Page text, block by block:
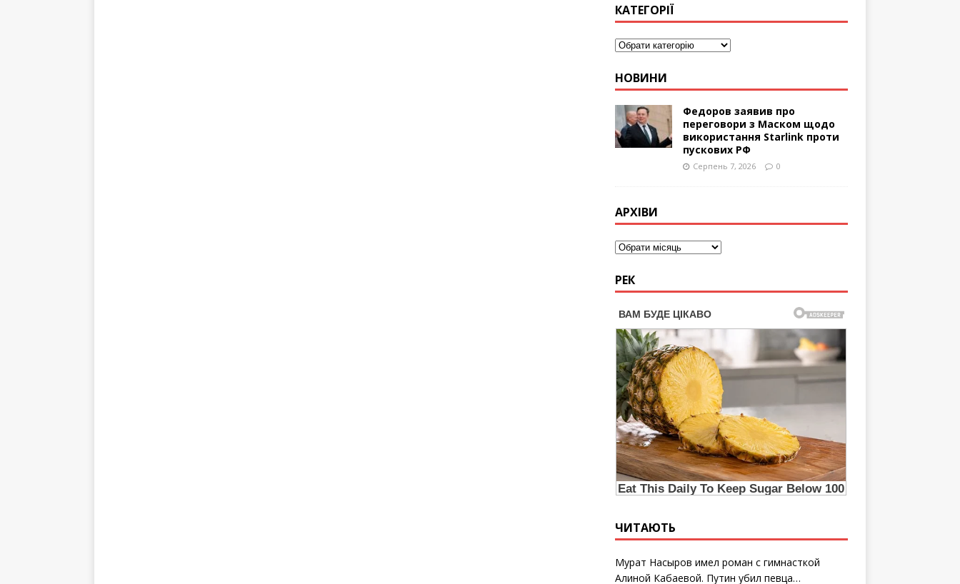
КАТЕГОРІЇ
НОВИНИ
Федоров заявив про
переговори з Маском щодо
використання Starlink проти
пускових РФ
Серпень 7, 2026 0
АРХІВИ
РЕК
ЧИТАЮТЬ
Мурат Насыров имел роман с гимнасткой
Алиной Кабаевой. Путин убил певца…